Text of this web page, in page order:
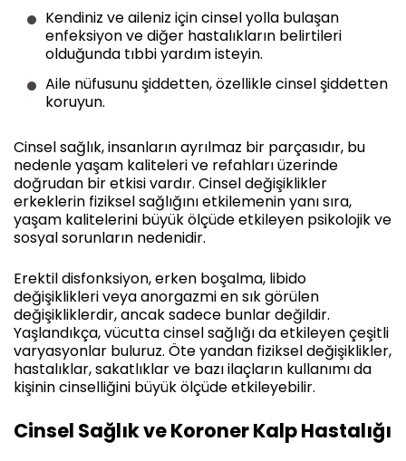
Kendiniz ve aileniz için cinsel yolla bulaşan
enfeksiyon ve diğer hastalıkların belirtileri
olduğunda tıbbi yardım isteyin.
Aile nüfusunu şiddetten, özellikle cinsel şiddetten
koruyun.
Cinsel sağlık, insanların ayrılmaz bir parçasıdır, bu
nedenle yaşam kaliteleri ve refahları üzerinde
doğrudan bir etkisi vardır. Cinsel değişiklikler
erkeklerin fiziksel sağlığını etkilemenin yanı sıra,
yaşam kalitelerini büyük ölçüde etkileyen psikolojik ve
sosyal sorunların nedenidir.
Erektil disfonksiyon, erken boşalma, libido
değişiklikleri veya anorgazmi en sık görülen
değişikliklerdir, ancak sadece bunlar değildir.
Yaşlandıkça, vücutta cinsel sağlığı da etkileyen çeşitli
varyasyonlar buluruz. Öte yandan fiziksel değişiklikler,
hastalıklar, sakatlıklar ve bazı ilaçların kullanımı da
kişinin cinselliğini büyük ölçüde etkileyebilir.
Cinsel Sağlık ve Koroner Kalp Hastalığı